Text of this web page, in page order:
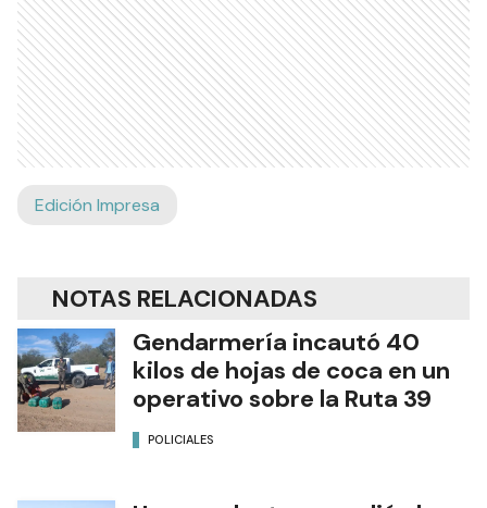
Edición Impresa
NOTAS RELACIONADAS
Gendarmería incautó 40
kilos de hojas de coca en un
operativo sobre la Ruta 39
POLICIALES